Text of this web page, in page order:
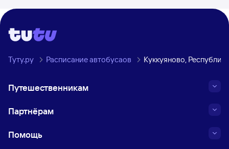
Туту.ру Расписание автобусаов Куккуяново,
Путешественникам
Партнёрам
Помощь